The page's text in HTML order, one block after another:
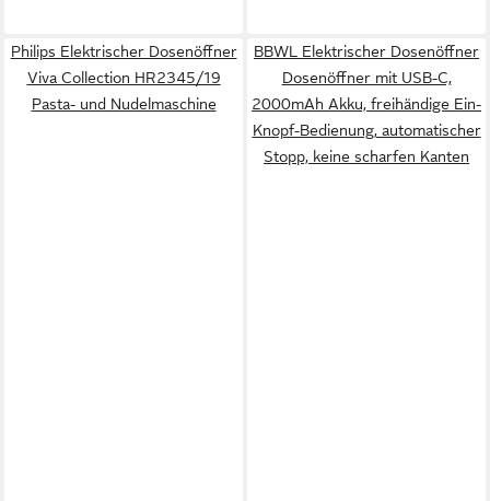
Philips Elektrischer Dosenöffner
Viva Collection HR2345/19
Pasta- und Nudelmaschine
BBWL Elektrischer Dosenöffner
Dosenöffner mit USB-C,
2000mAh Akku, freihändige Ein-
Knopf-Bedienung, automatischer
Stopp, keine scharfen Kanten